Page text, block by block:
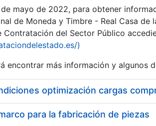
mayo de 2022, para obtener
de Moneda y Timbre - Real Casa
Contratación del Sector Público
)
encontrar más información y algunos
optimización cargas
para la fabricación de piezas